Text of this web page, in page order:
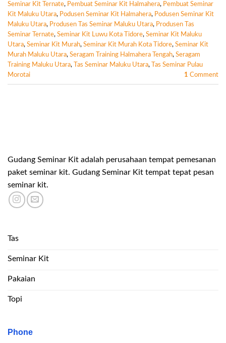
Seminar Kit Ternate, Pembuat Seminar Kit Halmahera, Pembuat Seminar
Kit Maluku Utara, Podusen Seminar Kit Halmahera, Podusen Seminar Kit
Maluku Utara, Produsen Tas Seminar Maluku Utara, Produsen Tas
Seminar Ternate, Seminar Kit Luwu Kota Tidore, Seminar Kit Maluku
Utara, Seminar Kit Murah, Seminar Kit Murah Kota Tidore, Seminar Kit
Murah Maluku Utara, Seragam Training Halmahera Tengah, Seragam
Training Maluku Utara, Tas Seminar Maluku Utara,
Tas Seminar Pulau
Morotai
1 Comment
Gudang Seminar Kit adalah perusahaan tempat pemesanan
paket seminar kit. Gudang Seminar Kit tempat tepat pesan
seminar kit.
Tas
Seminar Kit
Pakaian
Topi
Phone